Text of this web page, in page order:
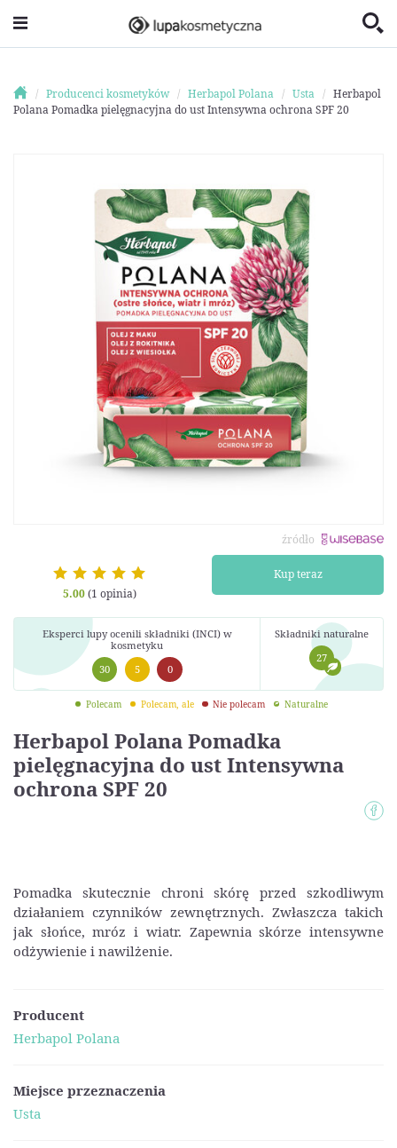
Producenci kosmetyków Herbapol Polana Usta
Herbapol
Polana Pomadka pielęgnacyjna do ust Intensywna ochrona SPF 20
Herbapol Polana Pomadka
pielęgnacyjna do ust Intensywna
ochrona SPF 20
źródło
5.00(1 opinia)
Kup teraz
Eksperci lupy ocenili składniki (INCI) w
kosmetyku
30
5 0
Składniki naturalne
27
Polecam Polecam, ale Nie polecam Naturalne
Pomadka skutecznie chroni skórę przed szkodliwym
działaniem czynników zewnętrznych. Zwłaszcza takich
jak słońce, mróz i wiatr. Zapewnia skórze intensywne
odżywienie i nawilżenie.
Producent
Herbapol Polana
Miejsce przeznaczenia
Usta